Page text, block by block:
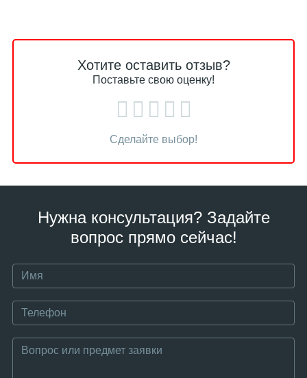
Хотите оставить отзыв?
Поставьте свою оценку!
Сделайте выбор!
Нужна консультация? Задайте
вопрос прямо сейчас!